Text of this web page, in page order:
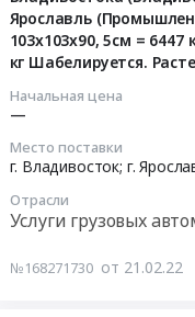
Ярославль
103х103х90, 5см = 6447
кг Шабелируется.
Начальная цена
—
Место поставки
г. Владивосток; г.
Отрасли
Услуги грузовых
№168271730 от 21.02.22